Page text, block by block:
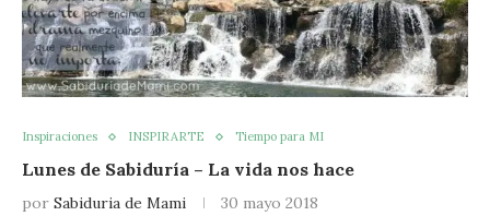
Inspiraciones INSPIRARTE Tiempo para MI
Lunes de Sabiduría – La vida nos hace
por Sabiduria de Mami 30 mayo 2018